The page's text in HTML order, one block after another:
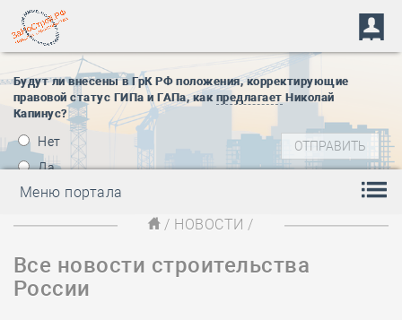
Будут ли внесены в ГрК РФ положения, корректирующие
правовой статус ГИПа и ГАПа, как предлагает Николай
Капинус?
Нет
Да
Меню портала
/ НОВОСТИ /
Все новости строительства
России